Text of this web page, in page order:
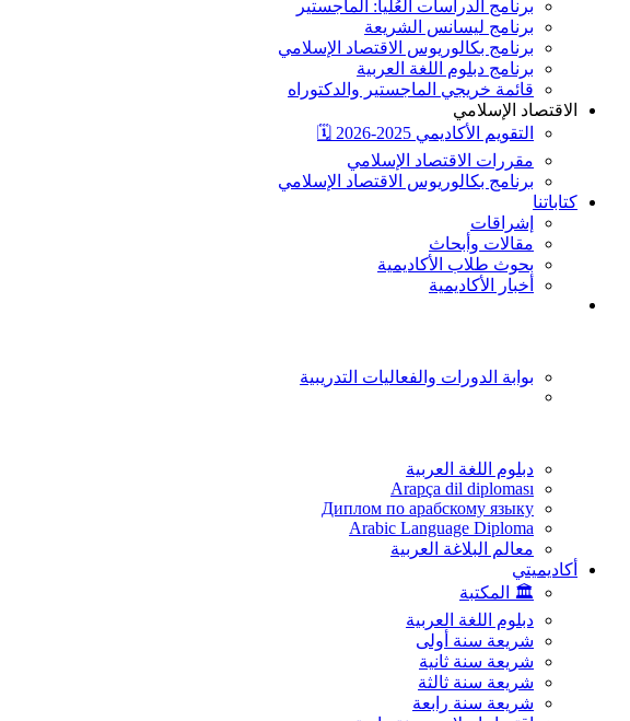
برنامج الدراسات العُليا: الماجستير
برنامج ليسانس الشريعة
برنامج بكالوريوس الاقتصاد الإسلامي
برنامج دبلوم اللغة العربية
قائمة خريجي الماجستير والدكتوراه
الاقتصاد الإسلامي
التقويم الأكاديمي 2025-2026 🗓️
مقررات الاقتصاد الإسلامي
برنامج بكالوريوس الاقتصاد الإسلامي
كتاباتنا
إشراقات
مقالات وأبحاث
بحوث طلاب الأكاديمية
أخبار الأكاديمية
بوابة الدورات والفعاليات التدريبية
دبلوم اللغة العربية
Arapça dil diploması
Диплом по арабскому языку
Arabic Language Diploma
معالم البلاغة العربية
أكاديميتي
🏛️ المكتبة
دبلوم اللغة العربية
شريعة سنة أولى
شريعة سنة ثانية
شريعة سنة ثالثة
شريعة سنة رابعة